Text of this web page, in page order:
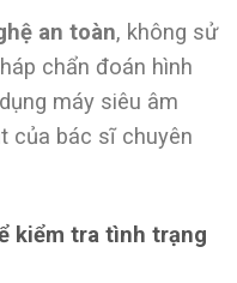
an toàn, không sử
chẩn đoán hình
máy siêu âm
của bác sĩ chuyên
kiểm tra tình trạng